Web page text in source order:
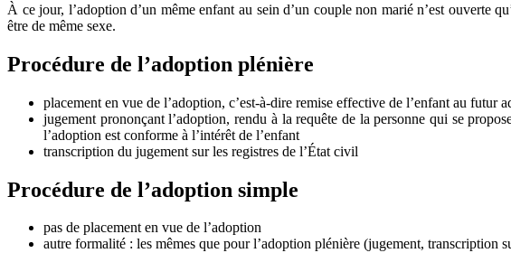
À ce jour, l’adoption d’un même enfant au sein d’un couple non marié n’est ouverte
être de même sexe.
Procédure de l’adoption plénière
placement en vue de l’adoption, c’est-à-dire remise effective de l’enfant au futur
jugement prononçant l’adoption, rendu à la requête de la personne qui se
l’adoption est conforme à l’intérêt de l’enfant
transcription du jugement sur les registres de l’État civil
Procédure de l’adoption simple
pas de placement en vue de l’adoption
autre formalité : les mêmes que pour l’adoption plénière (jugement, transcription